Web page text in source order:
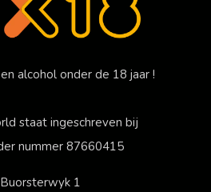
alcohol onder de 18 jaar !
staat ingeschreven bij
nummer 87660415
Buorsterwyk 1